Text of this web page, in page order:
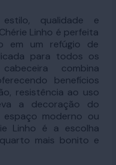
qualidade e
Linho é perfeita
em um refúgio de
para todos os
combina
benefícios
resistência ao uso
a decoração do
espaço moderno ou
Linho é a escolha
mais bonito e